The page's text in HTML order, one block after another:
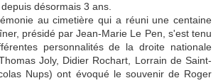
désormais 3 ans.
au cimetière qui a réuni une centaine
présidé par Jean-Marie Le Pen, s'est tenu
personnalités de la droite nationale
Joly, Didier Rochart, Lorrain de Saint-
Nups) ont évoqué le souvenir de Roger